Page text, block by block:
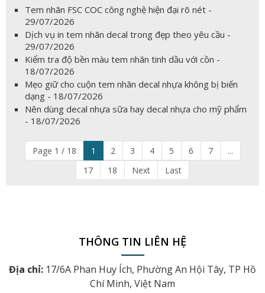
Tem nhãn FSC COC công nghệ hiện đại rõ nét -
29/07/2026
Dịch vụ in tem nhãn decal trong đẹp theo yêu cầu -
29/07/2026
Kiểm tra độ bền màu tem nhãn tinh dầu với cồn -
18/07/2026
Mẹo giữ cho cuộn tem nhãn decal nhựa không bị biến
dạng - 18/07/2026
Nên dùng decal nhựa sữa hay decal nhựa cho mỹ phẩm
- 18/07/2026
Page 1 / 18 1 2 3 4 5 6 7
...
17
18 Next Last
THÔNG TIN LIÊN HỆ
Địa chỉ: 17/6A Phan Huy Ích, Phường An Hội Tây, TP Hồ
Chí Minh, Việt Nam